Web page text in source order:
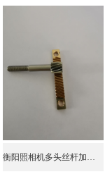
衡阳照相机多头丝杆加工 瑞鑫